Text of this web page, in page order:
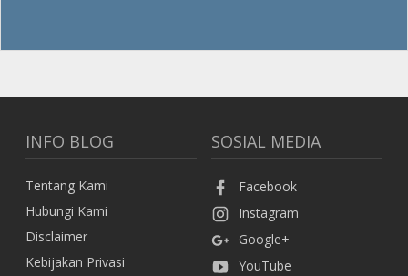
INFO BLOG
Tentang Kami
Hubungi Kami
Disclaimer
Kebijakan Privasi
SOSIAL MEDIA
Facebook
Instagram
Google+
YouTube